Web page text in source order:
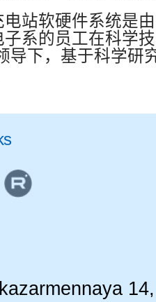
站软硬件系统是
系的员工在科学
导下，基于科学研